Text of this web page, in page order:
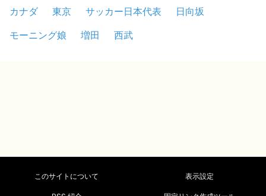
カナダ
東京 サッカー日本代表
日向坂
モーニング娘
増田 西武
このサイトについて 表示設定